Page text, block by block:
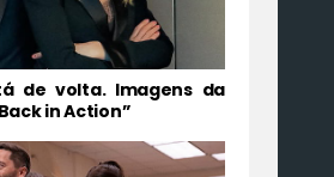
de volta. Imagens da
in Action”